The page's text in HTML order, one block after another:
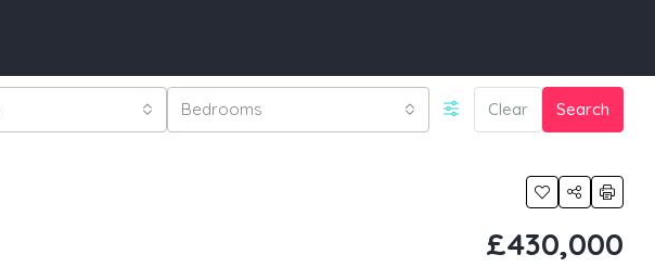
Bedrooms Clear Search
£430,000